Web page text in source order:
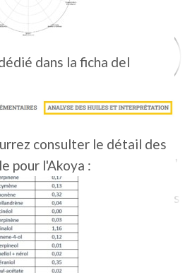
dans la ficha del
consulter le détail des
pour l'Akoya :
naturales que nos permiten,
(y a las plantas y animales),
alimentos sanos y nutritivos
Dado que no tenemos un
ya que este es el único que
lo que necesitamos para